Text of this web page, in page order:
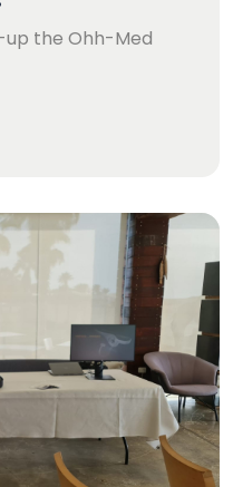
the Ohh-Med